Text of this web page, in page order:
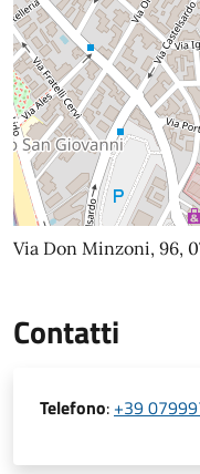
Via Don Minzoni, 96,
Contatti
Telefono: +39